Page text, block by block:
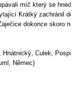
míč který se hned
Krátký zachránil
dokonce skoro
Hnátnický, Culek,
Němec)